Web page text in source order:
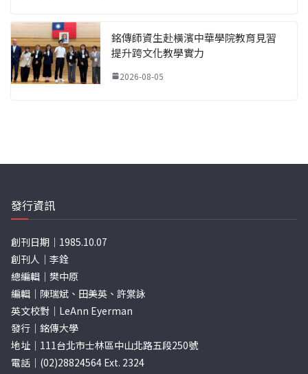
銘傳師資生赴橫濱中華學院教育見習
提升跨文化教學實力
2026-08-05
發行資訊
創刊日期｜1985.10.07
創刊人｜李銓
總編輯｜樊中原
編輯｜陳瑞斌、田美英、許棠詠
英文校對｜LeAnn Eyerman
發行｜銘傳大學
地址｜111台北市士林區中山北路五段250號
電話｜(02)28824564 Ext. 2324